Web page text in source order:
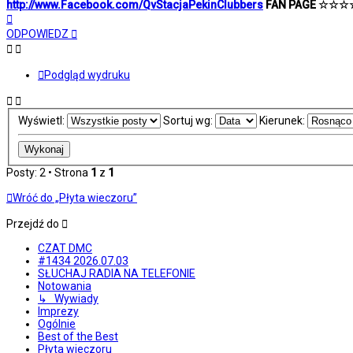
http://www.Facebook.com/QvStacjaPekinClubbers FAN PAGE
górę
ODPOWIEDZ
Podgląd wydruku
Wyświetl: Sortuj wg: Kierunek:
Posty: 2 • Strona 1 z 1
Wróć do „Płyta wieczoru”
Przejdź do
CZAT DMC
#1434 2026.07.03
SŁUCHAJ RADIA NA TELEFONIE
Notowania
↳ Wywiady
Imprezy
Ogólnie
Best of the Best
Płyta wieczoru